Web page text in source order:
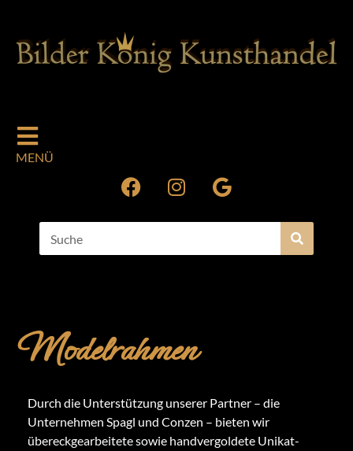
MENÜ
Modelrahmen
Durch die Unterstützung unserer Partner – die
Unternehmen Spagl und Conzen – bieten wir
übereckgearbeitete sowie handvergoldete Unikat-